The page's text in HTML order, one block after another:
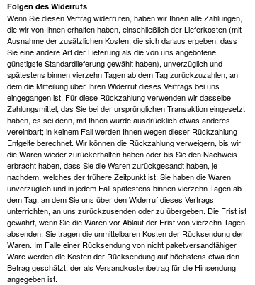
Folgen des Widerrufs
Wenn Sie diesen Vertrag widerrufen, haben wir Ihnen alle Zahlungen,
die wir von Ihnen erhalten haben, einschließlich der Lieferkosten (mit
Ausnahme der zusätzlichen Kosten, die sich daraus ergeben, dass
Sie eine andere Art der Lieferung als die von uns angebotene,
günstigste Standardlieferung gewählt haben), unverzüglich und
spätestens binnen vierzehn Tagen ab dem Tag zurückzuzahlen, an
dem die Mitteilung über Ihren Widerruf dieses Vertrags bei uns
eingegangen ist. Für diese Rückzahlung verwenden wir dasselbe
Zahlungsmittel, das Sie bei der ursprünglichen Transaktion eingesetzt
haben, es sei denn, mit Ihnen wurde ausdrücklich etwas anderes
vereinbart; in keinem Fall werden Ihnen wegen dieser Rückzahlung
Entgelte berechnet. Wir können die Rückzahlung verweigern, bis wir
die Waren wieder zurückerhalten haben oder bis Sie den Nachweis
erbracht haben, dass Sie die Waren zurückgesandt haben, je
nachdem, welches der frühere Zeitpunkt ist. Sie haben die Waren
unverzüglich und in jedem Fall spätestens binnen vierzehn Tagen ab
dem Tag, an dem Sie uns über den Widerruf dieses Vertrags
unterrichten, an uns zurückzusenden oder zu übergeben. Die Frist ist
gewahrt, wenn Sie die Waren vor Ablauf der Frist von vierzehn Tagen
absenden. Sie tragen die unmittelbaren Kosten der Rücksendung der
Waren. Im Falle einer Rücksendung von nicht paketversandfähiger
Ware werden die Kosten der Rücksendung auf höchstens etwa den
Betrag geschätzt, der als Versandkostenbetrag für die Hinsendung
angegeben ist.